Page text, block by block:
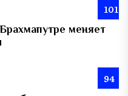
101
меняет
94